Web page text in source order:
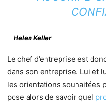
Helen Keller
Le chef d’entreprise est
dans son entreprise. Lui et
les orientations souhaitées
pose alors de savoir quel